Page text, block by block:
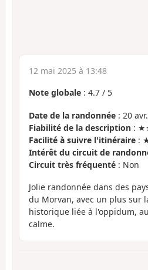
12 mai 2025 à 13:48
Note globale : 4.7 / 5
Date de la randonnée : 20
Fiabilité de la description :
Facilité à suivre l'itinéraire :
Intérêt du circuit de
Circuit très fréquenté : Non
Jolie randonnée dans des
du Morvan, avec un plus sur
historique liée à l'oppidum,
calme.